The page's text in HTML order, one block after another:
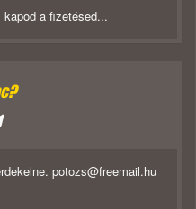
a fizetésed...
potozs@freemail.hu